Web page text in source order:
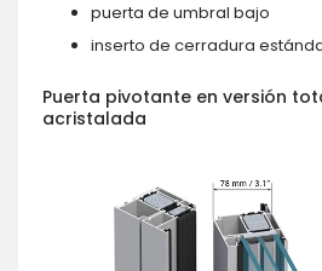
puerta de umbral bajo
inserto de cerradura
Puerta pivotante en versión
acristalada